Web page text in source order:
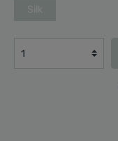
Silk